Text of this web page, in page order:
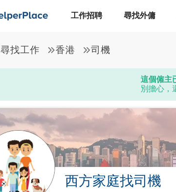
工作招聘 尋找外傭
尋找工作 香港 司機
這個僱主
別擔心，
西方家庭找司機